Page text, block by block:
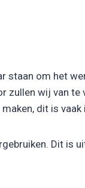
staan om het
zullen wij van
dit is
Dit is